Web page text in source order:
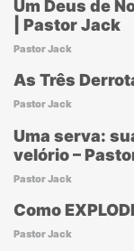
Um Deus de
| Pastor Jack
Pastor Jack
As Três
Pastor Jack
Uma serva:
velório –
Pastor Jack
Como
Pastor Jack